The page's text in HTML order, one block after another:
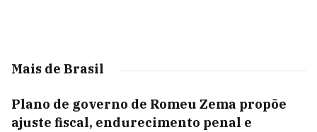
Mais de Brasil
Plano de governo de Romeu Zema propõe
ajuste fiscal, endurecimento penal e